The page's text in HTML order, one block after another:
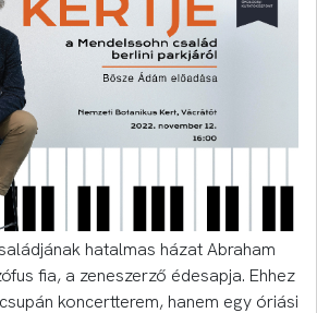
hatalmas házat Abraham
fia, a zeneszerző édesapja. Ehhez
koncertterem, hanem egy óriási